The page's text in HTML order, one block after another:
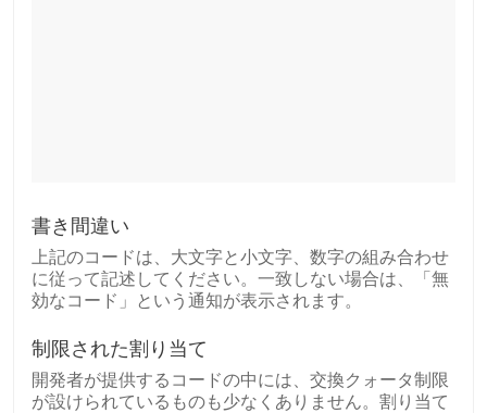
書き間違い
上記のコードは、大文字と小文字、数字の組み合わせ
に従って記述してください。一致しない場合は、「無
効なコード」という通知が表示されます。
制限された割り当て
開発者が提供するコードの中には、交換クォータ制限
が設けられているものも少なくありません。割り当て